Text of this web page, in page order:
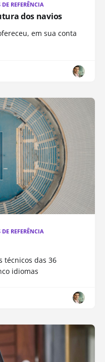
REFERÊNCIA
dos navios
em sua conta
REFERÊNCIA
técnicos das 36
idiomas